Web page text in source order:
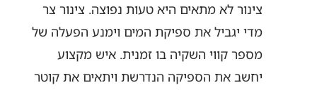
צינור לא מתאים היא טעות נפוצה. צינור צר
מדי יגביל את ספיקת המים וימנע הפעלה של
מספר קווי השקיה בו זמנית. איש מקצוע
יחשב את הספיקה הנדרשת ויתאים את קוטר